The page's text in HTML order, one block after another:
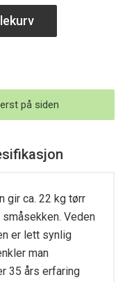
på siden
gir ca. 22 kg tørr
Veden
er lett synlig
man
35 års erfaring